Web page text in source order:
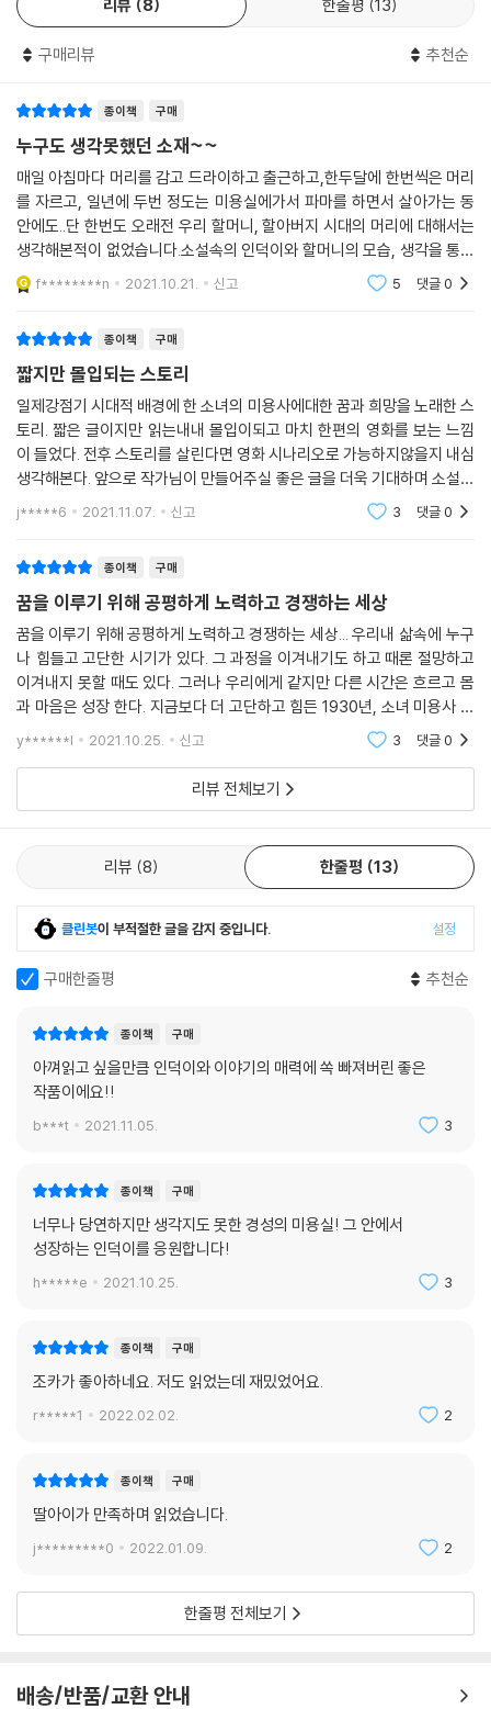
이유를 찾고 있을 때, 누구든 조금만 톡 하고 건드려 주면 더 잘하겠다 싶을
때, 사람들 모두 그런 때를 거치며 살고 있다. 그럴 때 당신을 둘러싼 우주
의 모든 입자가 당신을 밀어 줄 준비를 하고 있다는 상상이 독자님들에게
던 것처럼.” _〈작가의 말〉 중에서
리뷰 8 한줄평 13
구매리뷰 추천순
종이책 구매
누구도 생각못했던 소재~~
매일 아침마다 머리를 감고 드라이하고 출근하고,한두달에 한번씩은 머리
를 자르고, 일년에 두번 정도는 미용실에가서 파마를 하면서 살아가는 동
안에도..단 한번도 오래전 우리 할머니, 할아버지 시대의 머리에 대해서는
생각해본적이 없었습니다.소설속의 인덕이와 할머니의 모습, 생각을 통해
서우리 할머니의 과거, 우리 부모님의 어릴적 삶을 떠올려 보고그 환경, 그
삶속에서 느꼈던
f********n 2021.10.21. 신고 5 댓글0
종이책 구매
짧지만 몰입되는 스토리
일제강점기 시대적 배경에 한 소녀의 미용사에대한 꿈과 희망을 노래한 스
토리. 짧은 글이지만 읽는내내 몰입이되고 마치 한편의 영화를 보는 느낌
이 들었다. 전후 스토리를 살린다면 영화 시나리오로 가능하지않을지 내심
생각해본다. 앞으로 작가님이 만들어주실 좋은 글을 더욱 기대하며 소설을
막 읽기 시작하는 우리 어린이들에게 이책을 추천해봅니다. 이야기의 전개
가 지루하지 않
j*****6 2021.11.07. 신고 3 댓글0
종이책 구매
꿈을 이루기 위해 공평하게 노력하고 경쟁하는 세상
꿈을 이루기 위해 공평하게 노력하고 경쟁하는 세상... 우리내 삶속에 누구
나 힘들고 고단한 시기가 있다. 그 과정을 이겨내기도 하고 때론 절망하고
이겨내지 못할 때도 있다. 그러나 우리에게 같지만 다른 시간은 흐르고 몸
과 마음은 성장 한다. 지금보다 더 고단하고 힘든 1930년, 소녀 미용사 인
덕이의 파란만장 삶을 통해서 꿈을 이루기 위한 경험들, 그 속에 있는 희열
과 좌절속에
y******l 2021.10.25. 신고 3 댓글0
리뷰 전체보기
리뷰 8 한줄평 13
클린봇이 부적절한 글을 감지 중입니다. 설정
구매한줄평 추천순
종이책 구매
아껴읽고 싶을만큼 인덕이와 이야기의 매력에 쏙 빠져버린 좋은
작품이에요!!
b***t 2021.11.05. 3
종이책 구매
너무나 당연하지만 생각지도 못한 경성의 미용실! 그 안에서
성장하는 인덕이를 응원합니다!
h*****e 2021.10.25. 3
종이책 구매
조카가 좋아하네요. 저도 읽었는데 재밌었어요.
r*****1 2022.02.02. 2
종이책 구매
딸아이가 만족하며 읽었습니다.
j*********0 2022.01.09. 2
한줄평 전체보기
배송/반품/교환 안내